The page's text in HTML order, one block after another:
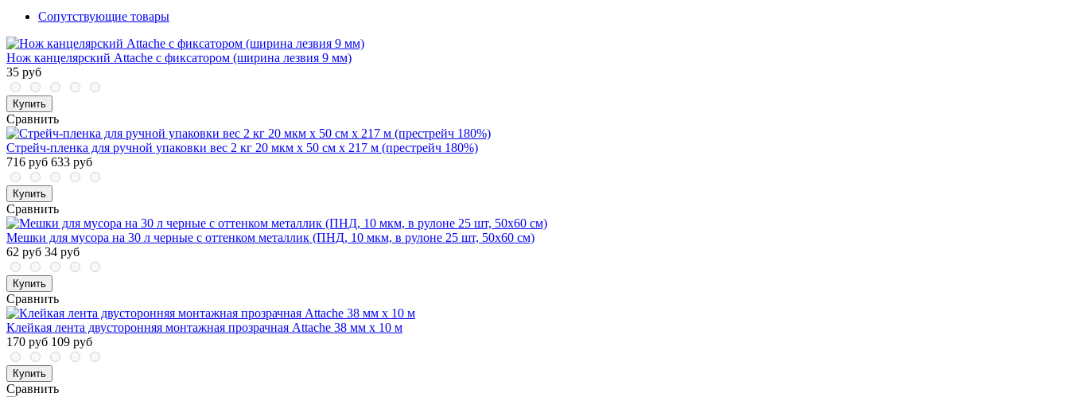
Сопутствующие товары
Нож канцелярский Attache с фиксатором (ширина лезвия 9 мм)
35 руб
Купить
Сравнить
Стрейч-пленка для ручной упаковки вес 2 кг 20 мкм x 50 см x 217 м (престрейч 180%)
716 руб 633 руб
Купить
Сравнить
Мешки для мусора на 30 л черные с оттенком металлик (ПНД, 10 мкм, в рулоне 25 шт, 50х60 см)
62 руб 34 руб
Купить
Сравнить
Клейкая лента двусторонняя монтажная прозрачная Attache 38 мм х 10 м
170 руб 109 руб
Купить
Сравнить